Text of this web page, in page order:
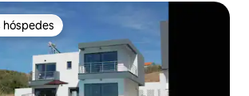
preferidos dos hóspedes
hóspedes